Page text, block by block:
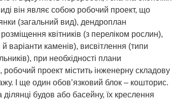
він являє собою робочий проект, що
(загальний вид), дендроплан
квітників (з переліком рослин),
каменів), висвітлення (типи
при необхідності плани
проект містить інженерну складову
І ще один обов’язковий блок – кошторис.
будов або басейну, їх креслення